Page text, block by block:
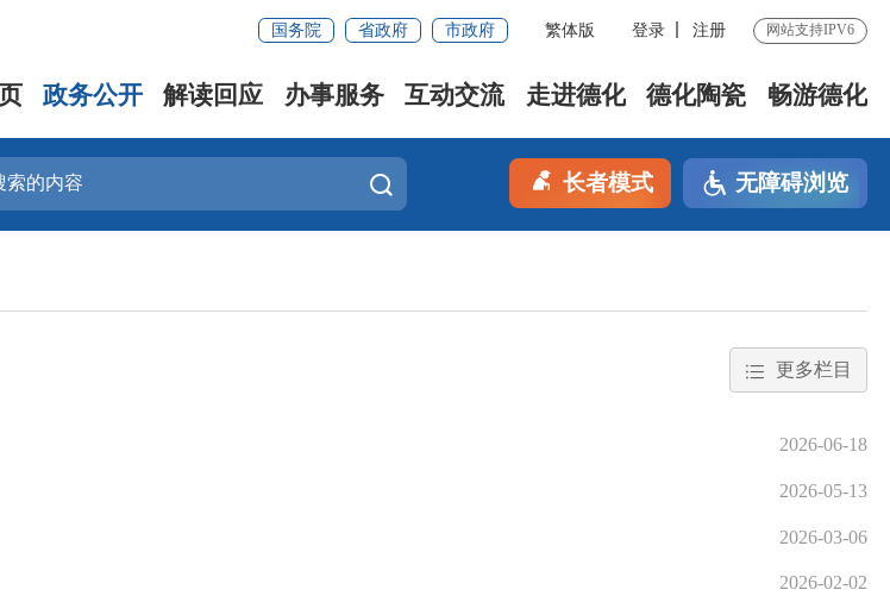
国务院 省政府 市政府 繁体版 登录 注册 网站支持IPV6
政务公开 解读回应 办事服务 互动交流 走进德化 德化陶瓷 畅游德化
长者模式 无障碍浏览
更多栏目
2026-06-18
2026-05-13
2026-03-06
2026-02-02